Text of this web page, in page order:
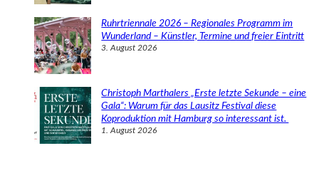
Ruhrtriennale 2026 – Regionales Programm im
Wunderland – Künstler, Termine und freier Eintritt
3. August 2026
Christoph Marthalers „Erste letzte Sekunde – eine
Gala“: Warum für das Lausitz Festival diese
Koproduktion mit Hamburg so interessant ist.
1. August 2026